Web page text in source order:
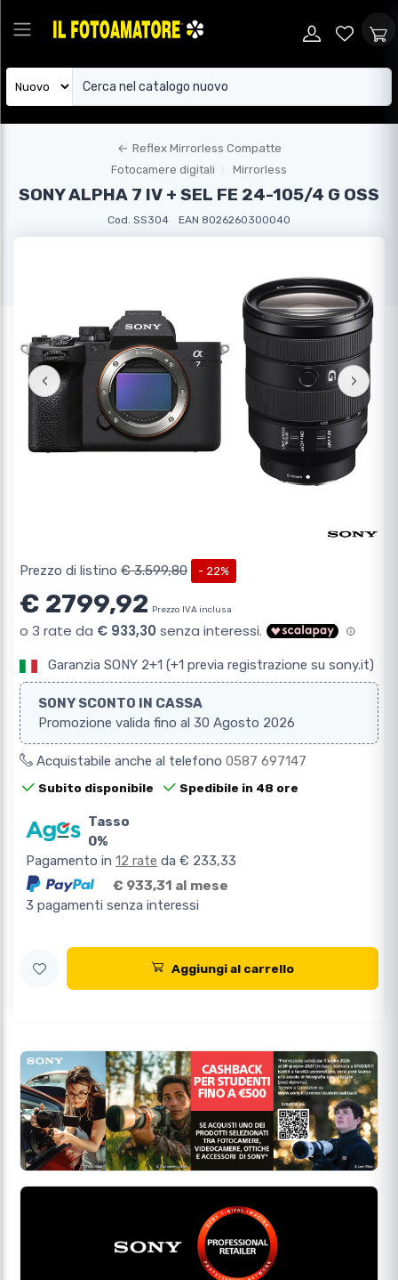
← Reflex Mirrorless Compatte
Fotocamere digitali
Mirrorless
SONY ALPHA 7 IV + SEL FE 24-105/4 G OSS
Cod. SS304 EAN 8026260300040
‹ ›
Prezzo di listino € 3.599,80 - 22%
€ 2799,92 Prezzo IVA inclusa
Garanzia SONY 2+1 (+1 previa registrazione su sony.it)
SONY SCONTO IN CASSA
Promozione valida fino al 30 Agosto 2026
Acquistabile anche al telefono 0587 697147
Subito disponibile Spedibile in 48 ore
Tasso
0%
Pagamento in 12 rate da € 233,33
€ 933,31 al mese
3 pagamenti senza interessi
Aggiungi al carrello